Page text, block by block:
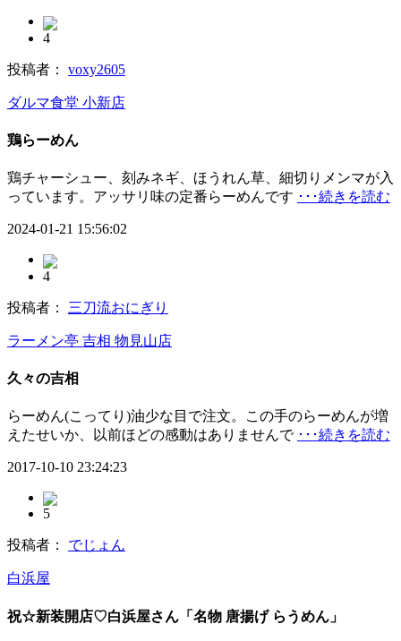
4
投稿者： voxy2605
ダルマ食堂 小新店
鶏らーめん
鶏チャーシュー、刻みネギ、ほうれん草、細切りメンマが入
っています。アッサリ味の定番らーめんです ･･･続きを読む
2024-01-21 15:56:02
4
投稿者： 三刀流おにぎり
ラーメン亭 吉相 物見山店
久々の吉相
らーめん(こってり)油少な目で注文。この手のらーめんが増
えたせいか、以前ほどの感動はありませんで ･･･続きを読む
2017-10-10 23:24:23
5
投稿者： でじょん
白浜屋
祝☆新装開店♡白浜屋さん「名物 唐揚げ らうめん」